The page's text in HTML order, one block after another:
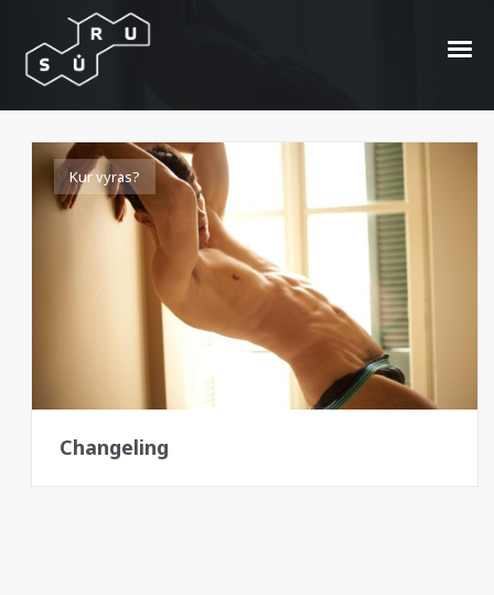
Alvaro Casavechia
Kur vyras?
Changeling